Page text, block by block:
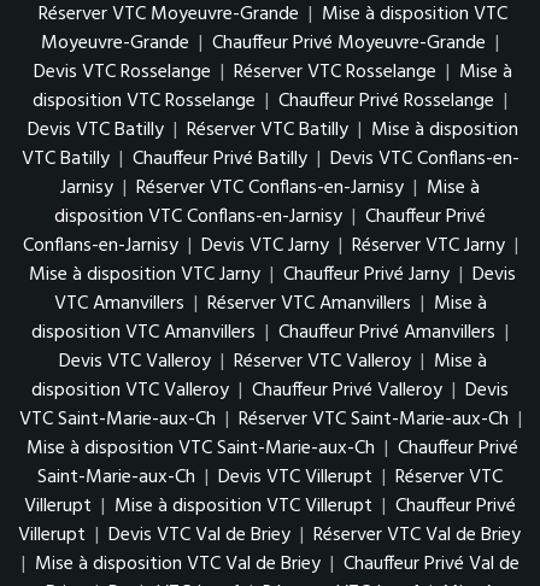
Réserver VTC Moyeuvre-Grande | Mise à disposition VTC
Moyeuvre-Grande | Chauffeur Privé Moyeuvre-Grande |
Devis VTC Rosselange | Réserver VTC Rosselange | Mise à
disposition VTC Rosselange | Chauffeur Privé Rosselange |
Devis VTC Batilly | Réserver VTC Batilly | Mise à disposition
VTC Batilly | Chauffeur Privé Batilly | Devis VTC Conflans-en-
Jarnisy | Réserver VTC Conflans-en-Jarnisy | Mise à
disposition VTC Conflans-en-Jarnisy | Chauffeur Privé
Conflans-en-Jarnisy | Devis VTC Jarny | Réserver VTC Jarny |
Mise à disposition VTC Jarny | Chauffeur Privé Jarny | Devis
VTC Amanvillers | Réserver VTC Amanvillers | Mise à
disposition VTC Amanvillers | Chauffeur Privé Amanvillers |
Devis VTC Valleroy | Réserver VTC Valleroy | Mise à
disposition VTC Valleroy | Chauffeur Privé Valleroy | Devis
VTC Saint-Marie-aux-Ch | Réserver VTC Saint-Marie-aux-Ch |
Mise à disposition VTC Saint-Marie-aux-Ch | Chauffeur Privé
Saint-Marie-aux-Ch | Devis VTC Villerupt | Réserver VTC
Villerupt | Mise à disposition VTC Villerupt | Chauffeur Privé
Villerupt | Devis VTC Val de Briey | Réserver VTC Val de Briey
| Mise à disposition VTC Val de Briey | Chauffeur Privé Val de